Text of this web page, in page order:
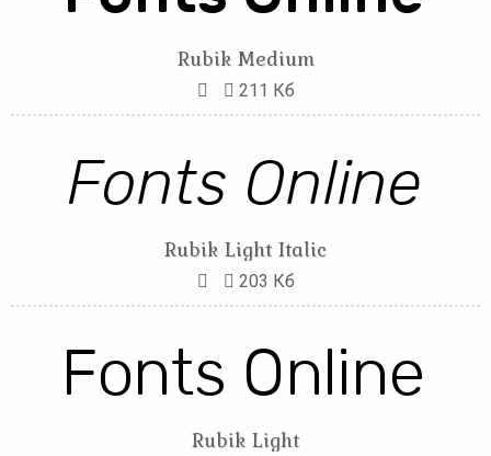
Rubik Medium
211 Кб
Rubik Light Italic
203 Кб
Rubik Light